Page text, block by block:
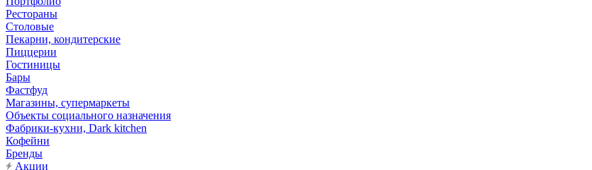
Рестораны
Столовые
Пекарни, кондитерские
Пиццерии
Гостиницы
Бары
Фастфуд
Магазины, супермаркеты
Объекты социального назначения
Фабрики-кухни, Dark kitchen
Кофейни
Бренды
Акции